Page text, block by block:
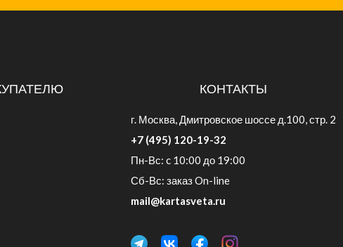
КОНТАКТЫ
г. Москва, Дмитровское шоссе д.100, стр. 2
+7 (495) 120-19-32
Пн-Вс: c 10:00 до 19:00
Сб-Вс: заказ On-line
mail@kartasveta.ru